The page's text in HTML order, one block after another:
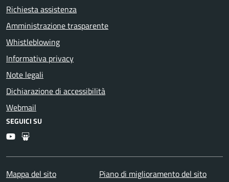
Richiesta assistenza
Amministrazione trasparente
Whistleblowing
Informativa privacy
Note legali
Dichiarazione di accessibilità
Webmail
SEGUICI SU
YoutubeSlideshare
Mappa del sito Piano di miglioramento del sito